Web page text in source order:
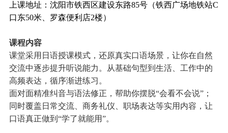
上课地址：沈阳市铁西区建设东路85号 （铁西广场地铁站C
口东50米、罗森便利店2楼）
课程内容
课堂采用日语授课模式，还原真实口语场景，让你在自然
交流中逐步提升听说能力。从基础句型到生活、工作中的
高频表达，循序渐进练习。
面对面精准纠音与语法修正，帮助你摆脱“会看不会说”；
同时覆盖日常交流、商务礼仪、职场表达等实用内容，让
口语真正做到“学了就能用”。